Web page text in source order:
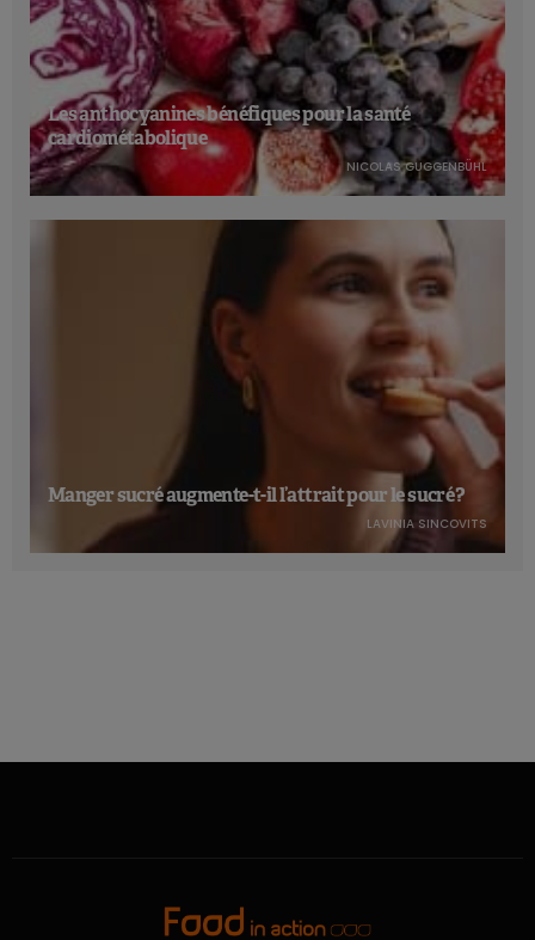
Les anthocyanines bénéfiques pour la santé
cardiométabolique
NICOLAS GUGGENBÜHL
Manger sucré augmente-t-il l’attrait pour le sucré ?
LAVINIA SINCOVITS